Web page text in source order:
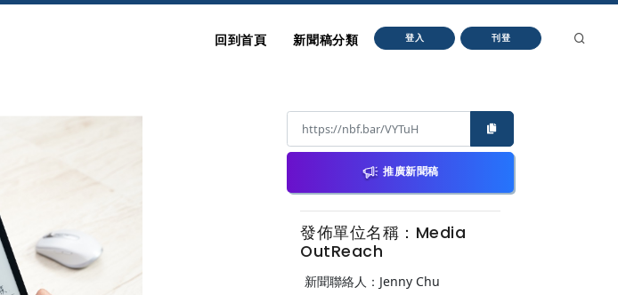
回到首頁 新聞稿分類 登入 刊登
推廣新聞稿
發佈單位名稱：Media
OutReach
新聞聯絡人：Jenny Chu